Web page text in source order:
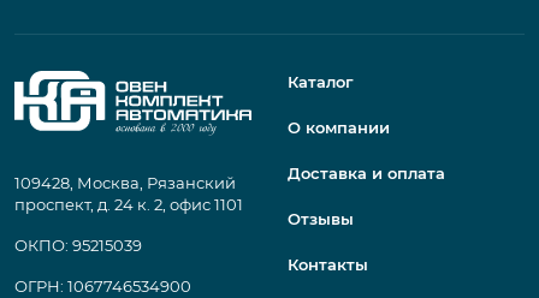
109428, Москва, Рязанский
проспект, д. 24 к. 2, офис 1101
ОКПО: 95215039
ОГРН: 1067746534900
Каталог
О компании
Доставка и оплата
Отзывы
Контакты